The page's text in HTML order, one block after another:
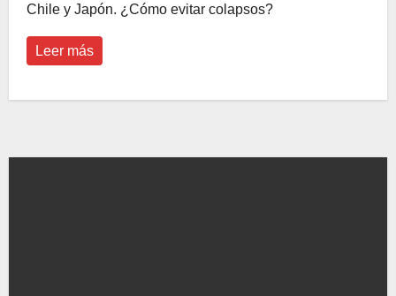
Chile y Japón. ¿Cómo evitar colapsos?
Leer más